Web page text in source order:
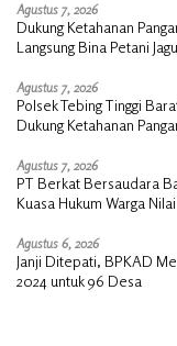
Agustus 7, 2026
Dukung Ketahanan
Langsung Bina Petani
Agustus 7, 2026
Polsek Tebing Tinggi
Dukung Ketahanan
Agustus 7, 2026
PT Berkat Bersaudara
Kuasa Hukum Warga
Agustus 6, 2026
Janji Ditepati, BPKAD
2024 untuk 96 Desa